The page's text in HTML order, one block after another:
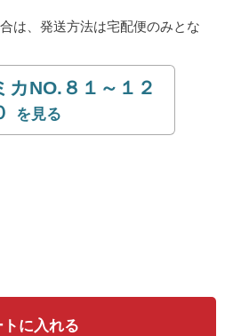
は、発送方法は宅配便のみとな
カNO.８１～１２
トに入れる